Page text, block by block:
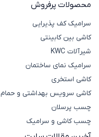
محصولات پرفروش
سرامیک کف پذیرایی
کاشی بین کابینتی
شیرآلات KWC
سرامیک نمای ساختمان
کاشی استخری
کاشی سرویس بهداشتی و حمام
چسب پرسلان
چسب کاشی و سرامیک